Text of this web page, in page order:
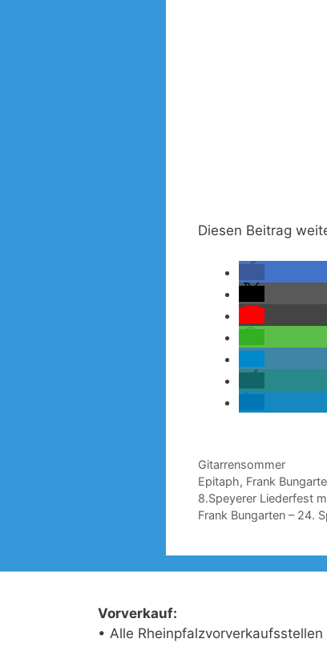
Diesen Beitrag
Kategorien
Gitarrensommer
Schlagwörter
Epitaph, Frank
8.Speyerer Liederfest
Frank Bungarten – 24.
Vorverkauf:
• Alle Rheinpfalzvorverkaufsstellen